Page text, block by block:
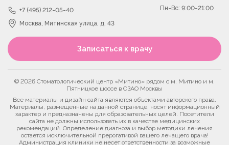
+7 (495) 212-05-40
Москва, Митинская улица, д. 43
Пн-Вс: 9:00-21:00
Записаться к врачу
© 2026 Стоматологический центр «Митино» рядом с м. Митино и м.
Пятницкое шоссе в СЗАО Москвы
Все материалы и дизайн сайта являются объектами авторского права.
Материалы, размещенные на данной странице, носят информационный
характер и предназначены для образовательных целей. Посетители
сайта не должны использовать их в качестве медицинских
рекомендаций. Определение диагноза и выбор методики лечения
остается исключительной прерогативой вашего лечащего врача!
Администрация клиники не несет ответственности за возможные